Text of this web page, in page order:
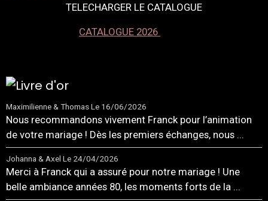
TELECHARGER LE CATALOGUE
CATALOGUE 2026
Maximilienne & ThomasLe 16/06/2026
Nous recommandons vivement Franck pour l’animation
de votre mariage ! Dès les premiers échanges, nous ...
Johanna & Axel Le 24/04/2026
Merci à Franck qui a assuré pour notre mariage ! Une
belle ambiance années 80, les moments forts de la ...